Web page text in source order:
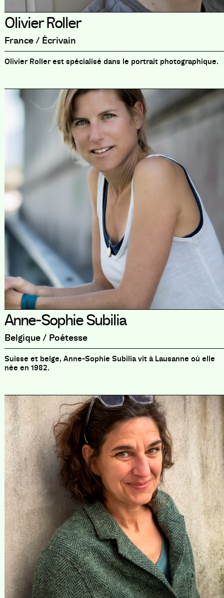
Olivier Roller
France / Écrivain
Olivier Roller est spécialisé dans le portrait photographique.
Anne-Sophie Subilia
Belgique / Poétesse
Suisse et belge, Anne-Sophie Subilia vit à Lausanne où elle
née en 1982.